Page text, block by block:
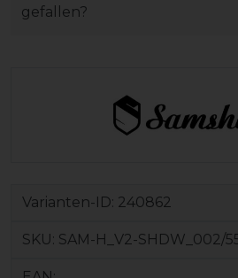
gefallen?
Varianten-ID: 240862
SKU: SAM-H_V2-SHDW_002/